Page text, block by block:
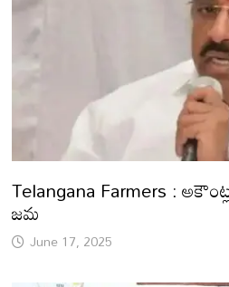
Telangana Farmers :
జమ
June 17, 2025